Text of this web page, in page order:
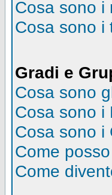
Cosa sono i
Cosa sono i
Gradi e
Cosa sono
Cosa sono i
Cosa sono i
Come
Come